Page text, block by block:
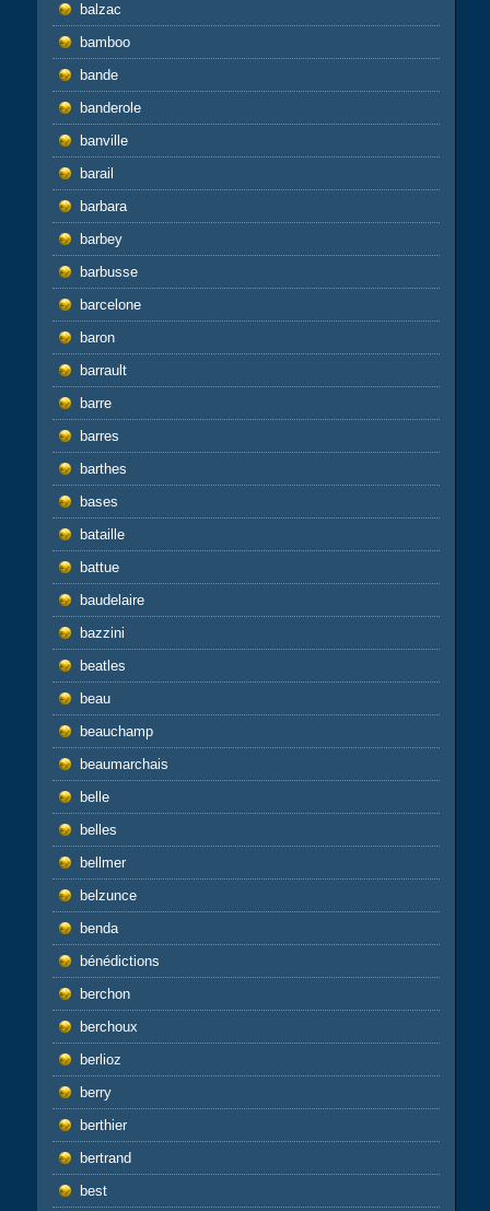
balzac
bamboo
bande
banderole
banville
barail
barbara
barbey
barbusse
barcelone
baron
barrault
barre
barres
barthes
bases
bataille
battue
baudelaire
bazzini
beatles
beau
beauchamp
beaumarchais
belle
belles
bellmer
belzunce
benda
bénédictions
berchon
berchoux
berlioz
berry
berthier
bertrand
best